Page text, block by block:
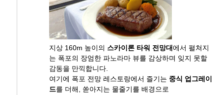
지상 160m 높이의 스카이론 타워 전망대에서 펼쳐지
는 폭포의 장엄한 파노라마 뷰를 감상하며 잊지 못할
감동을 만끽합니다.
여기에 폭포 전망 레스토랑에서 즐기는 중식 업그레이
드를 더해, 쏟아지는 물줄기를 배경으로